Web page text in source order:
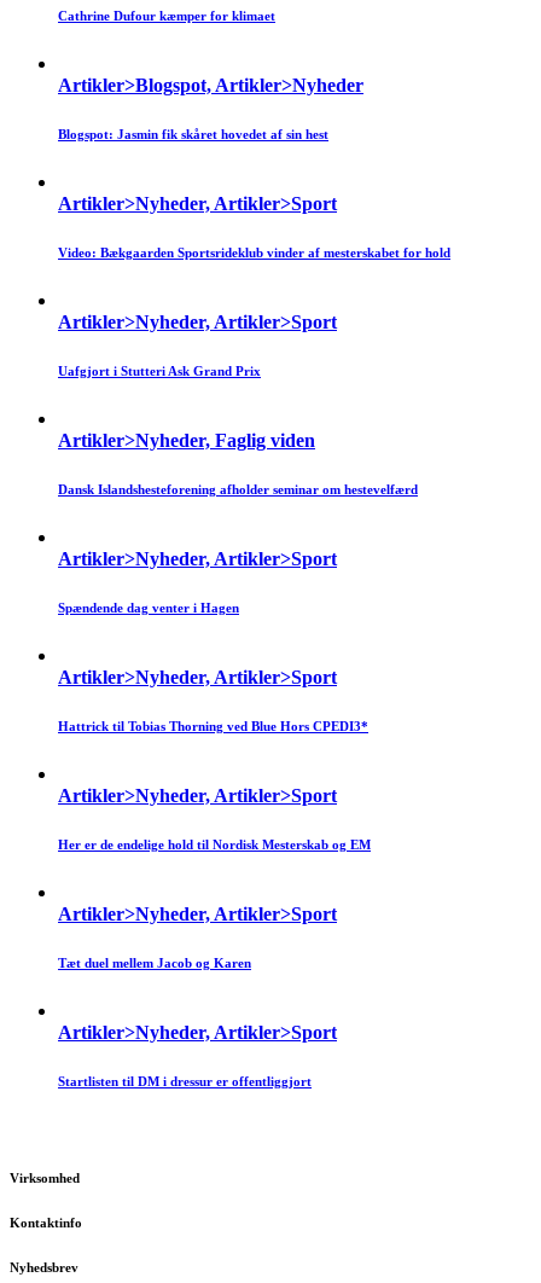
Cathrine Dufour kæmper for klimaet
Artikler>Blogspot, Artikler>Nyheder
Blogspot: Jasmin fik skåret hovedet af sin hest
Artikler>Nyheder, Artikler>Sport
Video: Bækgaarden Sportsrideklub vinder af mesterskabet for hold
Artikler>Nyheder, Artikler>Sport
Uafgjort i Stutteri Ask Grand Prix
Artikler>Nyheder, Faglig viden
Dansk Islandshesteforening afholder seminar om hestevelfærd
Artikler>Nyheder, Artikler>Sport
Spændende dag venter i Hagen
Artikler>Nyheder, Artikler>Sport
Hattrick til Tobias Thorning ved Blue Hors CPEDI3*
Artikler>Nyheder, Artikler>Sport
Her er de endelige hold til Nordisk Mesterskab og EM
Artikler>Nyheder, Artikler>Sport
Tæt duel mellem Jacob og Karen
Artikler>Nyheder, Artikler>Sport
Startlisten til DM i dressur er offentliggjort
Virksomhed
Kontaktinfo
Nyhedsbrev